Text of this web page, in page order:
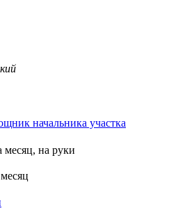
начальника участка
месяц, на руки